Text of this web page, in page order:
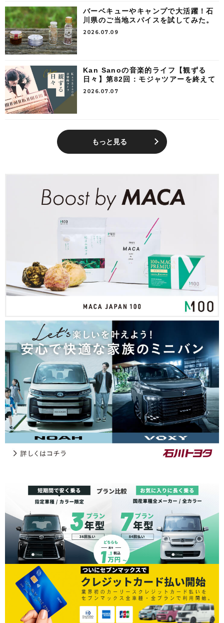
バーベキューやキャンプで大活躍！石
川県のご当地スパイスを試してみた。
2026.07.09
Kan Sanoの音楽的ライフ【観ずる
日々】第82回：モジャツアーを終えて
2026.07.07
もっと見る